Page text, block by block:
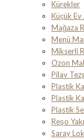
Kürekler
Küçük
Mağaza
Menü
Mikserli
Ozon
Pilav
Plastik
Plastik
Plastik
Reşo
Saray